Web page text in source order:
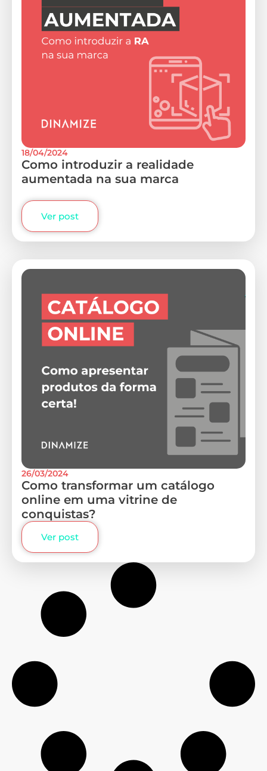
18/04/2024
Como introduzir a realidade
aumentada na sua marca
Ver post
26/03/2024
Como transformar um catálogo
online em uma vitrine de
conquistas?
Ver post